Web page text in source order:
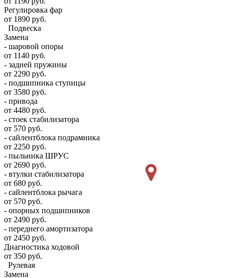
Регулировка фар
от 1890 руб.
Подвеска
Замена
- шаровой опоры
от 1140 руб.
- задней пружины
от 2290 руб.
- подшипника ступицы
от 3580 руб.
- привода
от 4480 руб.
- стоек стабилизатора
от 570 руб.
- сайлентблока подрамника
от 2250 руб.
- пыльника ШРУС
от 2690 руб.
- втулки стабилизатора
от 680 руб.
- сайлентблока рычага
от 570 руб.
- опорных подшипников
от 2490 руб.
- переднего амортизатора
от 2450 руб.
Диагностика ходовой
от 350 руб.
Рулевая
Замена